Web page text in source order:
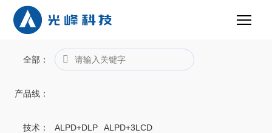
全部 ：
产品线 ：
技术 ： ALPD+DLP ALPD+3LCD